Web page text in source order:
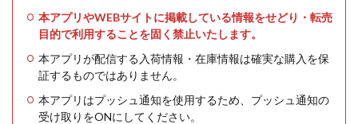
本アプリやWEBサイトに掲載している情報をせどり・転売
目的で利用することを固く禁止いたします。
本アプリが配信する入荷情報・在庫情報は確実な購入を保
証するものではありません。
本アプリはプッシュ通知を使用するため、プッシュ通知の
受け取りをONにしてください。